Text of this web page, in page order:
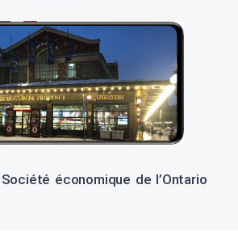
économique de l’Ontario